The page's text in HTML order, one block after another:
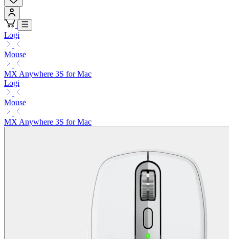
Logi
Mouse
MX Anywhere 3S for Mac
Logi
Mouse
MX Anywhere 3S for Mac